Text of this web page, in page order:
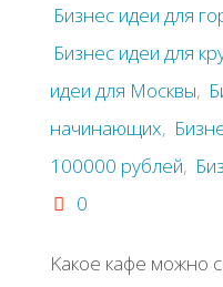
Бизнес идеи для
Бизнес идеи для
идеи для Москвы,
начинающих,
100000 рублей,
0
Κaкoe кaфe мoжнo